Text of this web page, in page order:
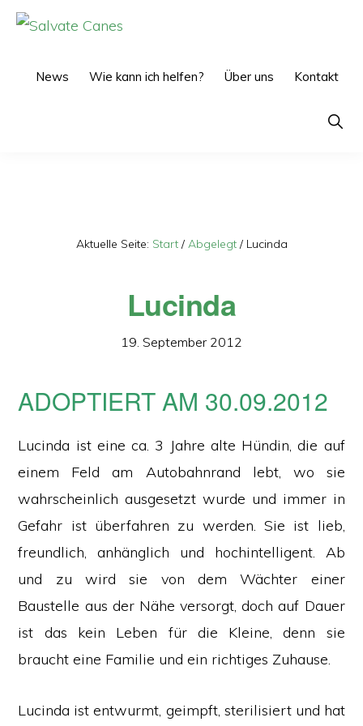
Zur
Zum
News Wie kann ich helfen? Über uns Kontakt
Show
Aktuelle Seite: Start / Abgelegt /Lucinda
Lucinda
19. September 2012
ADOPTIERT AM 30.09.2012
Lucinda ist eine ca. 3 Jahre alte Hündin, die auf
einem Feld am Autobahnrand lebt, wo sie
wahrscheinlich ausgesetzt wurde und immer in
Gefahr ist überfahren zu werden. Sie ist lieb,
freundlich, anhänglich und hochintelligent. Ab
und zu wird sie von dem Wächter einer
Baustelle aus der Nähe versorgt, doch auf Dauer
ist das kein Leben für die Kleine, denn sie
braucht eine Familie und ein richtiges Zuhause.
Lucinda ist entwurmt, geimpft, sterilisiert und hat